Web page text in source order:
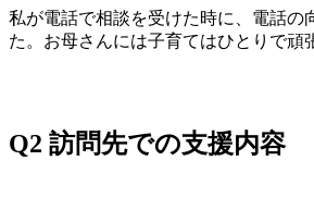
私が電話で相談を受けた時に、電話の
た。お母さんには子育てはひとりで頑
Q2 訪問先での支援内容